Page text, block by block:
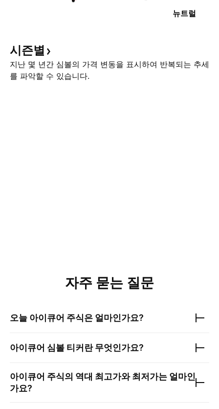
뉴트럴
시즌별
지난 몇 년간 심볼의 가격 변동을 표시하여 반복되는 추세
를 파악할 수 있습니다.
자주 묻는 질문
오늘 아이큐어 주식은 얼마인가요?
아이큐어 심볼 티커란 무엇인가요?
아이큐어 주식의 역대 최고가와 최저가는 얼마인
가요?